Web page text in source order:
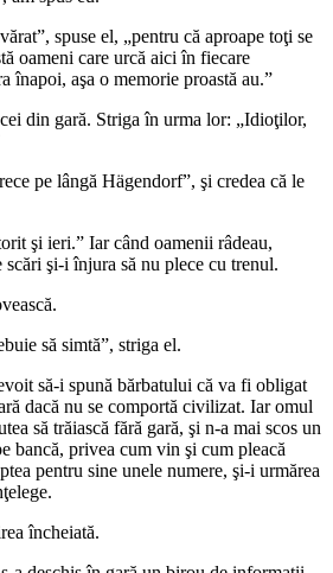
spuse el, „pentru că aproape toţi se
oameni care urcă aici în fiecare
înapoi, aşa o memorie proastă au.”
din gară. Striga în urma lor: „Idioţilor,
pe lângă Hägendorf”, şi credea că le
şi ieri.” Iar când oamenii râdeau,
scări şi-i înjura să nu plece cu trenul.
să simtă”, striga el.
să-i spună bărbatului că va fi obligat
dacă nu se comportă civilizat. Iar omul
să trăiască fără gară, şi n-a mai scos un
bancă, privea cum vin şi cum pleacă
pentru sine unele numere, şi-i urmărea
încheiată.